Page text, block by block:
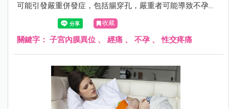
可能引發嚴重併發症，包括腸穿孔，嚴重者可能導致不孕。
臨床表現包括經痛、不孕症、性交疼痛等。及早發現及治療
至關重要，特別對計劃生育的女性，懷孕期間的荷爾蒙變化
有助於症狀緩解。
收藏
關鍵字： 子宮內膜異位 、 經痛 、 不孕 、性交疼痛